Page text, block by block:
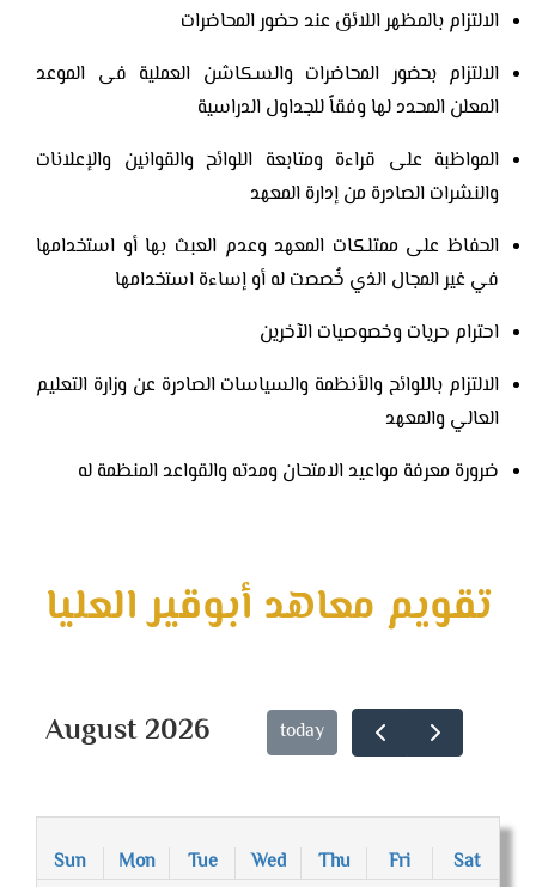
الالتزام بالمظهر اللائق عند حضور المحاضرات
الالتزام بحضور المحاضرات والسكاشن العملية فى الموعد
المعلن المحدد لها وفقاً للجداول الدراسية
المواظبة على قراءة ومتابعة اللوائح والقوانين والإعلانات
والنشرات الصادرة من إدارة المعهد
الحفاظ على ممتلكات المعهد وعدم العبث بها أو استخدامها
في غير المجال الذي خُصصت له أو إساءة استخدامها
احترام حريات وخصوصيات الآخرين
الالتزام باللوائح والأنظمة والسياسات الصادرة عن وزارة التعليم
العالي والمعهد
ضرورة معرفة مواعيد الامتحان ومدته والقواعد المنظمة له
تقويم معاهد أبوقير العليا
August 2026 today
Sun Mon Tue Wed Thu Fri Sat